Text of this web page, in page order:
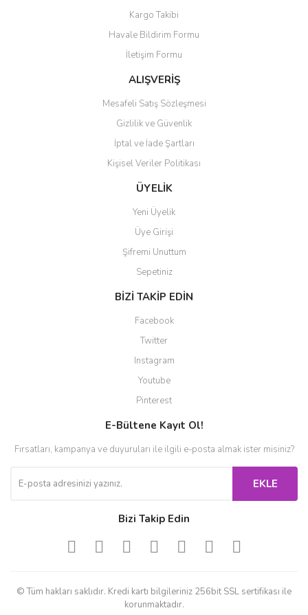
Ürün resmi kalitesiz, bozuk veya görüntülenemiyor.
Ürün açıklamasında eksik bilgiler bulunuyor.
Ürün bilgilerinde hatalar bulunuyor.
Ürün fiyatı diğer sitelerden daha pahalı.
Gönder
Kargo Takibi
Havale Bildirim Formu
İletişim Formu
ALIŞVERİŞ
Mesafeli Satış Sözleşmesi
Gizlilik ve Güvenlik
İptal ve İade Şartları
Kişisel Veriler Politikası
ÜYELİK
Yeni Üyelik
Üye Girişi
Şifremi Unuttum
Sepetiniz
BİZİ TAKİP EDİN
Facebook
Twitter
Instagram
Youtube
Pinterest
E-Bültene Kayıt Ol!
Fırsatları, kampanya ve duyuruları ile ilgili e-posta almak ister misiniz?
EKLE
Bizi Takip Edin
© Tüm hakları saklıdır. Kredi kartı bilgileriniz 256bit SSL sertifikası ile
korunmaktadır.